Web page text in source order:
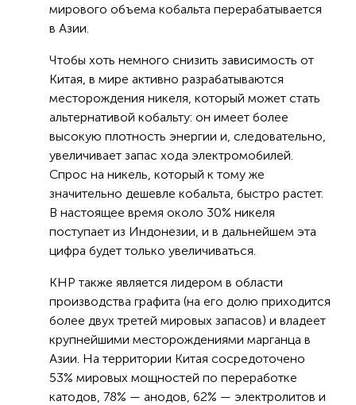
мирового объема кобальта перерабатывается
в Азии.
Чтобы хоть немного снизить зависимость от
Китая, в мире активно разрабатываются
месторождения никеля, который может стать
альтернативой кобальту: он имеет более
высокую плотность энергии и, следовательно,
увеличивает запас хода электромобилей.
Спрос на никель, который к тому же
значительно дешевле кобальта, быстро растет.
В настоящее время около 30% никеля
поступает из Индонезии, и в дальнейшем эта
цифра будет только увеличиваться.
КНР также является лидером в области
производства графита (на его долю приходится
более двух третей мировых запасов) и владеет
крупнейшими месторождениями марганца в
Азии. На территории Китая сосредоточено
53% мировых мощностей по переработке
катодов, 78% — анодов, 62% — электролитов и